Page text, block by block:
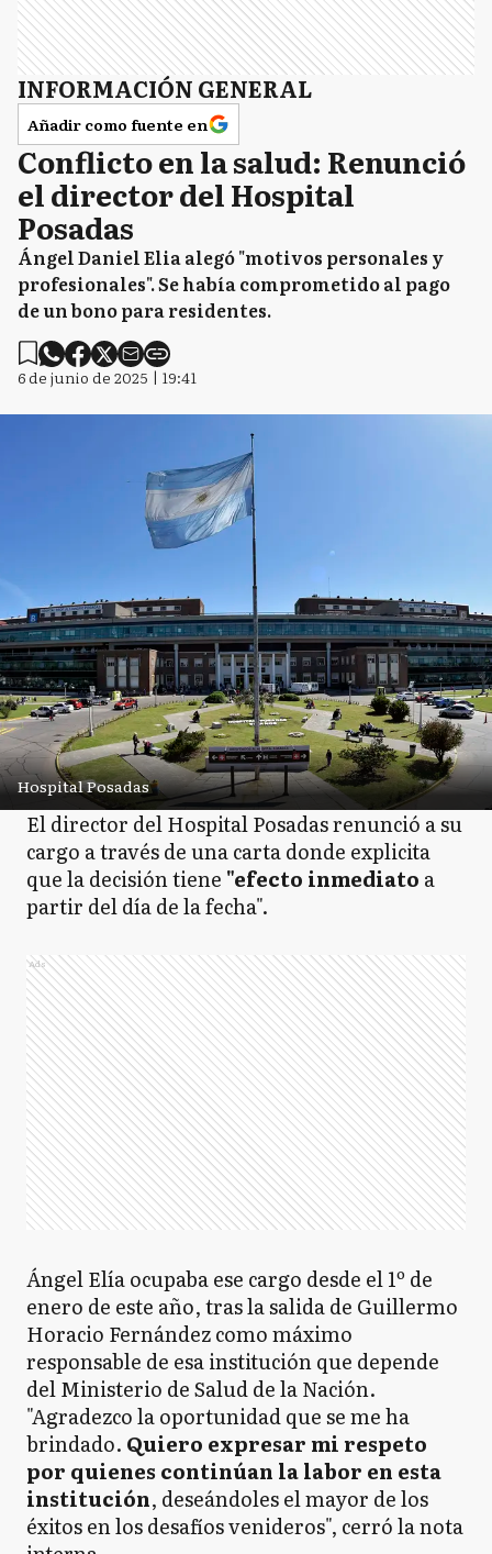
INFORMACIÓN GENERAL
Añadir como fuente en
Conflicto en la salud: Renunció
el director del Hospital
Posadas
Ángel Daniel Elia alegó "motivos personales y
profesionales". Se había comprometido al pago
de un bono para residentes.
6 de junio de 2025 | 19:41
Hospital Posadas
El director del Hospital Posadas renunció a su
cargo a través de una carta donde explicita
que la decisión tiene "efecto inmediato a
partir del día de la fecha".
Ads
Ángel Elía ocupaba ese cargo desde el 1º de
enero de este año, tras la salida de Guillermo
Horacio Fernández como máximo
responsable de esa institución que depende
del Ministerio de Salud de la Nación.
"Agradezco la oportunidad que se me ha
brindado. Quiero expresar mi respeto
por quienes continúan la labor en esta
institución, deseándoles el mayor de los
éxitos en los desafíos venideros", cerró la nota